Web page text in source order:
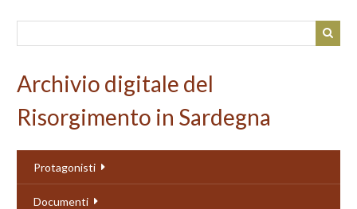
Archivio digitale del
Risorgimento in Sardegna
Protagonisti
Documenti